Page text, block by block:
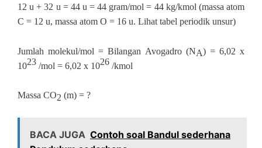
12 u + 32 u = 44 u = 44 gram/mol = 44 kg/kmol (massa atom
C = 12 u, massa atom O = 16 u. Lihat tabel periodik unsur)
Jumlah molekul/mol = Bilangan Avogadro (NA) = 6,02 x
1023 /mol = 6,02 x 1026 /kmol
Massa CO2 (m) = ?
BACA JUGA Contoh soal Bandul sederhana